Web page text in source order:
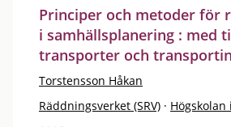
Principer och metoder för
i samhällsplanering : med
transporter och
Torstensson Håkan
Räddningsverket (SRV) · Högskolan